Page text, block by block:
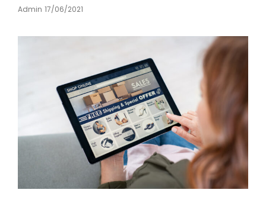
Admin Posted
17/06/2021